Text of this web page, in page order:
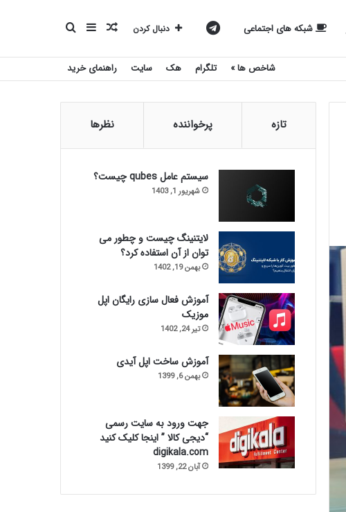
شبکه های اجتماعی کانال
تلگرام
اسکریپت
جستجو
برای
سایدبارنوشته
تصادفی
دنبال کردن
شاخص ها » تلگرام هک سایت راهنمای خرید
تازه پرخواننده نظرها
سیستم عامل qubes چیست؟
شهریور 1, 1403
لایتنینگ چیست و چطور می
توان از آن استفاده کرد؟
بهمن 19, 1402
آموزش فعال سازی رایگان اپل
موزیک
تیر 24, 1402
آموزش ساخت اپل آیدی
بهمن 6, 1399
جهت ورود به سایت رسمی
“دیجی کالا ” اینجا کلیک کنید
digikala.com
آبان 22, 1399